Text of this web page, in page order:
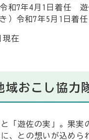
7年4月1日着任 遊
令和7年5月1日着
在
おこし協力
「遊佐の実」。果
、との想いが込めら